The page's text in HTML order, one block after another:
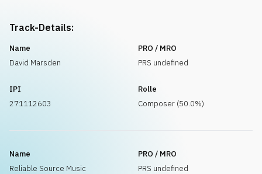
Track-Details:
Name
David Marsden
PRO / MRO
PRS undefined
IPI
271112603
Rolle
Composer (50.0%)
Name
Reliable Source Music
PRO / MRO
PRS undefined